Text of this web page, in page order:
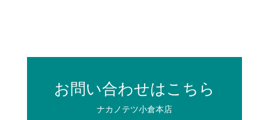
お問い合わせはこちら
ナカノテツ小倉本店